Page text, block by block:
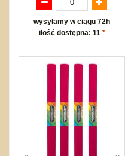
wysyłamy w ciągu 72h
ilość dostępna: 11 *